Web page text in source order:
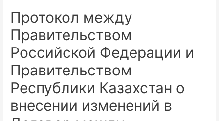
Протокол между
Правительством
Российской Федерации и
Правительством
Республики Казахстан о
внесении изменений в